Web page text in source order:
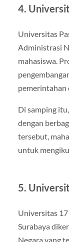
4.
Universitas
Administrasi
mahasiswa.
pemerintahan
Di samping
dengan
tersebut,
untuk
5.
Universitas
Surabaya
Negara yang